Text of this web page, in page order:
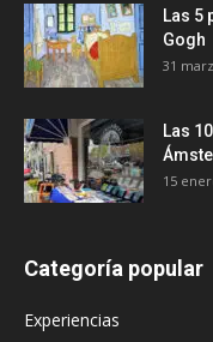
Las 5
Gogh
31
Las
15
Categoría popular
Experiencias